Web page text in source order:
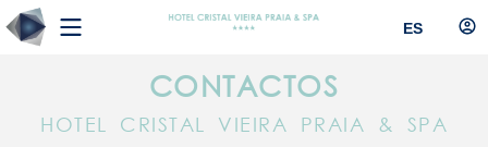
ES
CONTACTOS
HOTEL CRISTAL VIEIRA PRAIA & SPA